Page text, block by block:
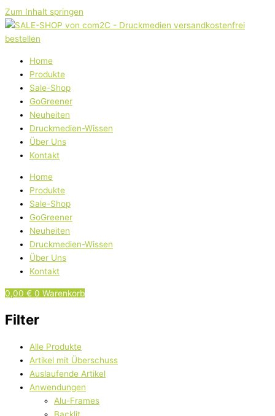
Zum Inhalt springen
Home
Produkte
Sale-Shop
GoGreener
Neuheiten
Druckmedien-Wissen
Über Uns
Kontakt
Home
Produkte
Sale-Shop
GoGreener
Neuheiten
Druckmedien-Wissen
Über Uns
Kontakt
0,00 € 0 Warenkorb
Filter
Alle Produkte
Artikel mit Überschuss
Auslaufende Artikel
Anwendungen
Alu-Frames